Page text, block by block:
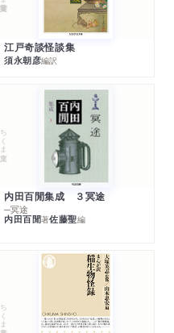
江戸奇談怪談集
須永朝彦編訳
ちくま文庫
内田百閒集成 ３冥途
─冥途
内田百閒著佐藤聖編
ちくま新書